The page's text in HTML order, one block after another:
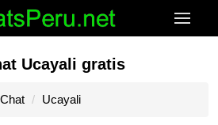
Ucayali gratis
Ucayali